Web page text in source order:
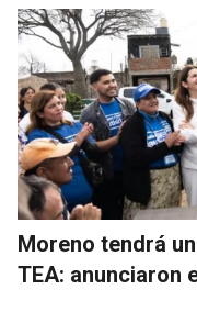
Moreno tendrá
TEA: anunciaron